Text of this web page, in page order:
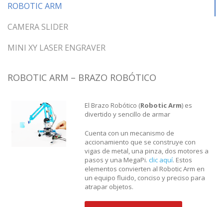
ROBOTIC ARM
CAMERA SLIDER
MINI XY LASER ENGRAVER
ROBOTIC ARM – BRAZO ROBÓTICO
El Brazo Robótico (Robotic Arm) es
divertido y sencillo de armar
Cuenta con un mecanismo de
accionamiento que se construye con
vigas de metal, una pinza, dos motores a
pasos y una MegaPi. clic aquí. Estos
elementos convierten al Robotic Arm en
un equipo fluido, conciso y preciso para
atrapar objetos.